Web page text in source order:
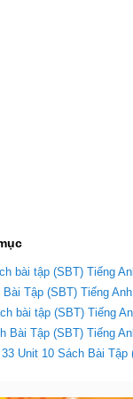
bài tập (SBT) Tiếng
Tập (SBT) Tiếng
bài tập (SBT) Tiếng
Bài Tập (SBT) Tiếng
Unit 10 Sách Bài